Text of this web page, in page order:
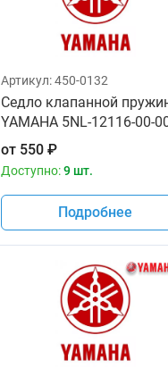
Артикул:450-0132
Седло клапанной
YAMAHA 5NL-12116-00-
от 550₽
Доступно:9 шт.
Подробнее